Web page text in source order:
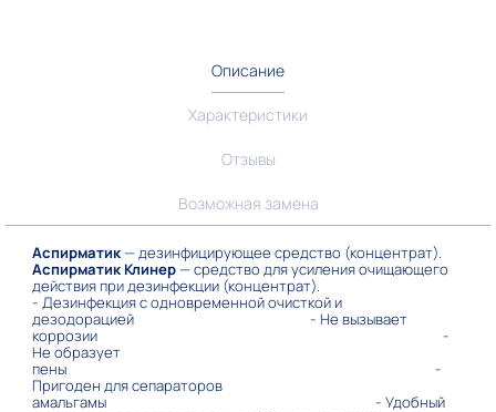
Описание
Характеристики
Отзывы
Возможная замена
Аспирматик— дезинфицирующее средство (концентрат).
Аспирматик Клинер— средство для усиления очищающего
действия при дезинфекции (концентрат).
- Дезинфекция с одновременной очисткой и
дезодорацией - Не вызывает
коррозии -
Не образует
пены -
Пригоден для сепараторов
амальгамы - Удобный